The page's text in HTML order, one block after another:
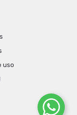
uso